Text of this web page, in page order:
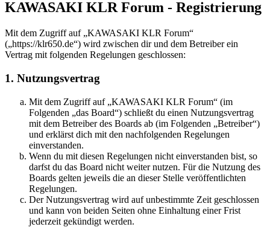
KAWASAKI KLR Forum - Registrierung
Mit dem Zugriff auf „KAWASAKI KLR Forum“
(„https://klr650.de“) wird zwischen dir und dem Betreiber ein
Vertrag mit folgenden Regelungen geschlossen:
1. Nutzungsvertrag
Mit dem Zugriff auf „KAWASAKI KLR Forum“ (im
Folgenden „das Board“) schließt du einen Nutzungsvertrag
mit dem Betreiber des Boards ab (im Folgenden „Betreiber“)
und erklärst dich mit den nachfolgenden Regelungen
einverstanden.
Wenn du mit diesen Regelungen nicht einverstanden bist, so
darfst du das Board nicht weiter nutzen. Für die Nutzung des
Boards gelten jeweils die an dieser Stelle veröffentlichten
Regelungen.
Der Nutzungsvertrag wird auf unbestimmte Zeit geschlossen
und kann von beiden Seiten ohne Einhaltung einer Frist
jederzeit gekündigt werden.